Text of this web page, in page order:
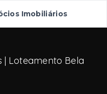
Imobiliários
| Loteamento Bela